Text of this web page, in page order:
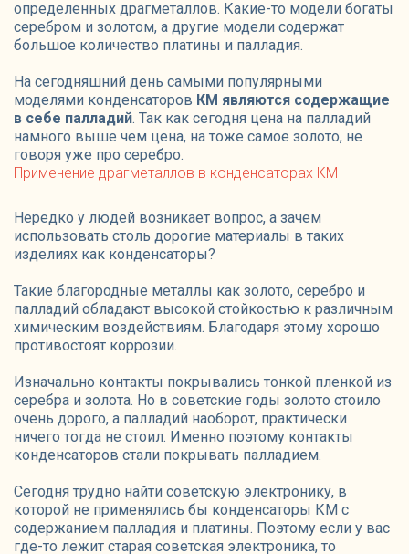
определенных драгметаллов. Какие-то модели богаты
серебром и золотом, а другие модели содержат
большое количество платины и палладия.
На сегодняшний день самыми популярными
моделями конденсаторов КМ являются содержащие
в себе палладий. Так как сегодня цена на палладий
намного выше чем цена, на тоже самое золото, не
говоря уже про серебро.
Применение драгметаллов в конденсаторах КМ
Нередко у людей возникает вопрос, а зачем
использовать столь дорогие материалы в таких
изделиях как конденсаторы?
Такие благородные металлы как золото, серебро и
палладий обладают высокой стойкостью к различным
химическим воздействиям. Благодаря этому хорошо
противостоят коррозии.
Изначально контакты покрывались тонкой пленкой из
серебра и золота. Но в советские годы золото стоило
очень дорого, а палладий наоборот, практически
ничего тогда не стоил. Именно поэтому контакты
конденсаторов стали покрывать палладием.
Сегодня трудно найти советскую электронику, в
которой не применялись бы конденсаторы КМ с
содержанием палладия и платины. Поэтому если у вас
где-то лежит старая советская электроника, то